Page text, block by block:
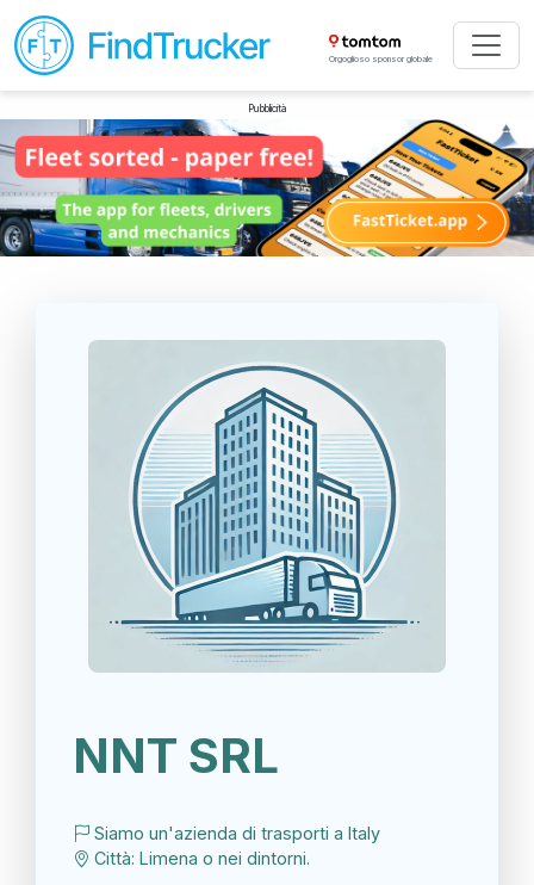
Orgoglioso sponsor globale
Pubblicità
NNT SRL
Siamo un'azienda di trasporti a Italy
Città: Limena o nei dintorni.